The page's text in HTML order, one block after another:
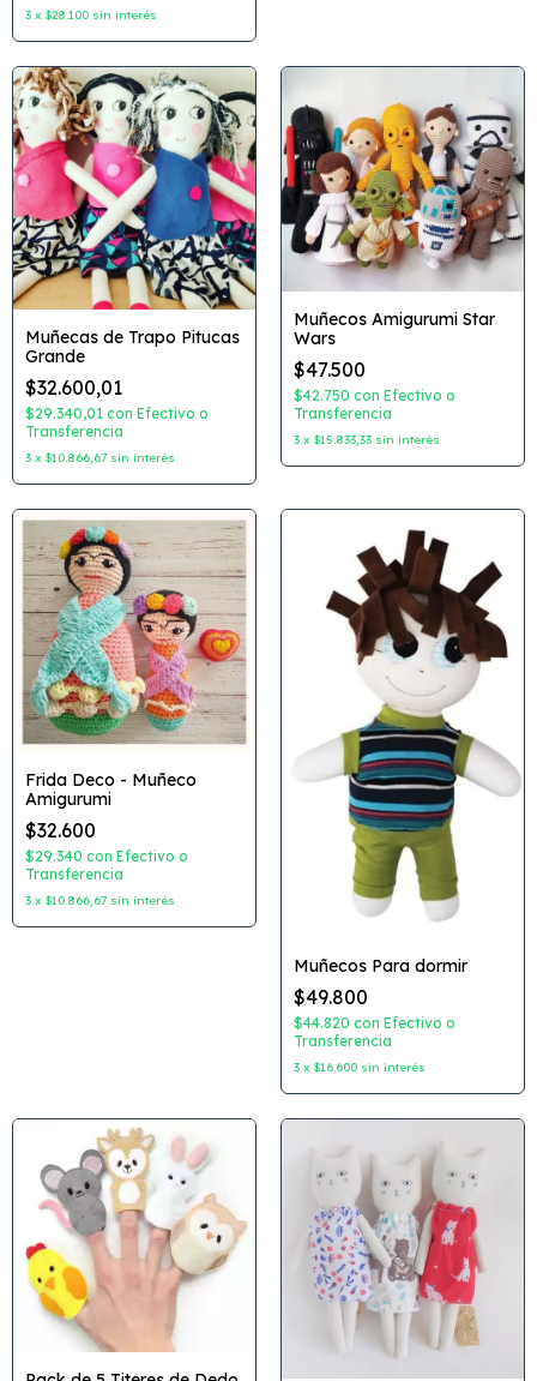
3 x $28.100 sin interés
Muñecas de Trapo Pitucas
Grande
$32.600,01
$29.340,01 con Efectivo o
Transferencia
3 x $10.866,67 sin interés
Muñecos Amigurumi Star
Wars
$47.500
$42.750 con Efectivo o
Transferencia
3 x $15.833,33 sin interés
Frida Deco - Muñeco
Amigurumi
$32.600
$29.340 con Efectivo o
Transferencia
3 x $10.866,67 sin interés
Muñecos Para dormir
$49.800
$44.820 con Efectivo o
Transferencia
3 x $16.600 sin interés